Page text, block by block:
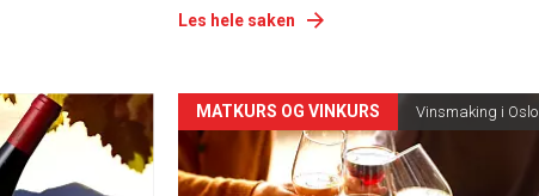
Les hele saken
Forsiden
akkurat
MATKURS OG VINKURS Vinsmaking i Oslo